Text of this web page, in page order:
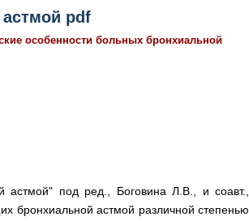
pdf
особенности больных бронхиальной
астмой" под ред., Боговина Л.В., и соавт.,
бронхиальной астмой различной степенью